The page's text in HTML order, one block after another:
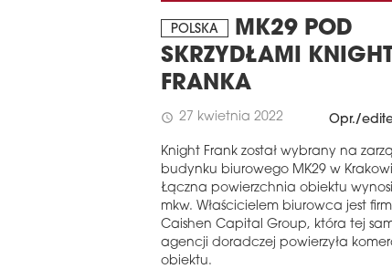
POLSKA
MK29 POD
SKRZYDŁAMI
FRANKA
schedule 27 kwietnia 2022 Opr./
Knight Frank został wybrany na
budynku biurowego MK29 w
Łączna powierzchnia obiektu wynosi
mkw. Właścicielem biurowca jest
Caishen Capital Group, która tej
agencji doradczej powierzyła
obiektu.